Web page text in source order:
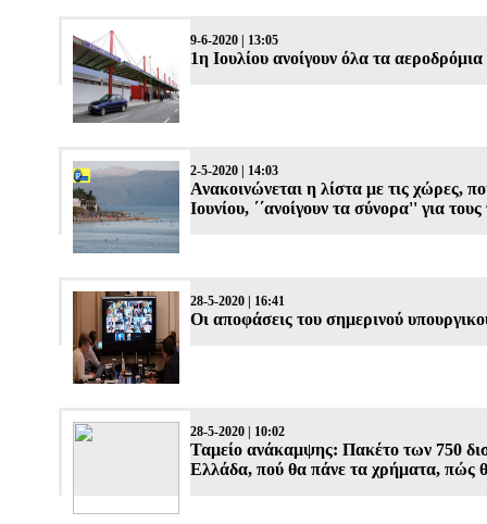
9-6-2020 | 13:05
1η Ιουλίου ανοίγουν όλα τα
2-5-2020 | 14:03
Ανακοινώνεται η λίστα με τις χώρες,
Ιουνίου, ΄΄ανοίγουν τα σύνορα'' για τους
28-5-2020 | 16:41
Οι αποφάσεις του σημερινού
28-5-2020 | 10:02
Ταμείο ανάκαμψης: Πακέτο των 750
Ελλάδα, πού θα πάνε τα χρήματα, πώς